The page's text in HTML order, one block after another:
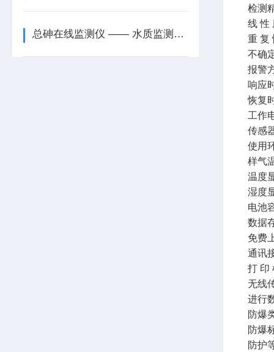
总砷在线监测仪 —— 水质监测的科技新宠
检测
线 性
重 复
不确
报警
响应
恢复
工作
传感
使用
样气
温度
湿度
电池
数据
免费
通讯
打 印
无线
进行
防爆
防爆
防护